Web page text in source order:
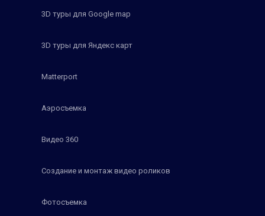
3D туры для Google map
3D туры для Яндекс карт
Matterport
Аэросъемка
Видео 360
Создание и монтаж видео роликов
Фотосъемка